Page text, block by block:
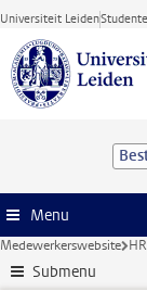
Ga direct naar
Universiteit Leiden
Menu
Medewerkerswebsite HR
Submenu